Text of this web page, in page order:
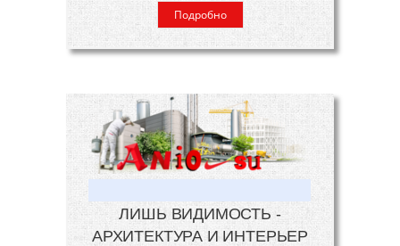
Подробно
ЛИШЬ ВИДИМОСТЬ -
АРХИТЕКТУРА И ИНТЕРЬЕР